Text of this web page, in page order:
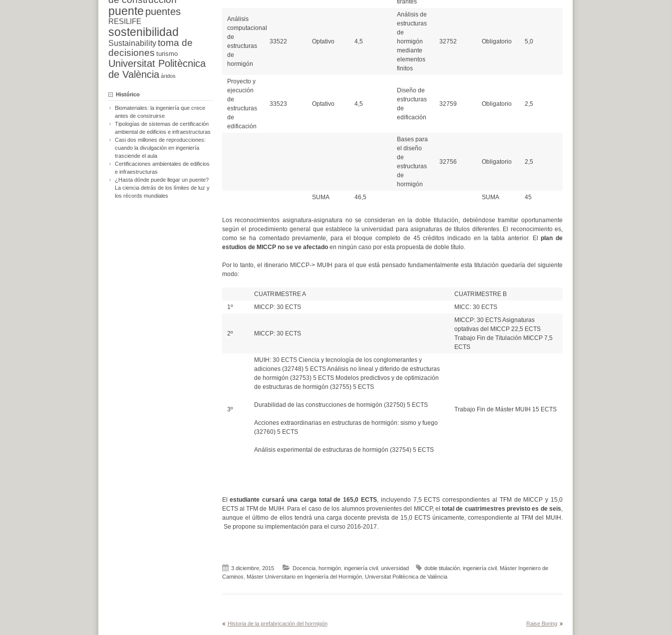
tirantes
Análisis
computacional
de
estructuras
de
hormigón
33522 Optativo 4,5
Análisis de
estructuras
de
hormigón
mediante
elementos
finitos
32752 Obligatorio 5,0
Proyecto y
ejecución
de
estructuras
de
edificación
33523 Optativo 4,5
Diseño de
estructuras
de
edificación
32759 Obligatorio 2,5
Bases para
el diseño
de
estructuras
de
hormigón
32756 Obligatorio 2,5
SUMA 46,5 SUMA 45
Los reconocimientos asignatura-asignatura no se consideran en la doble titulación, debiéndose tramitar oportunamente
según el procedimiento general que establece la universidad para asignaturas de títulos diferentes. El reconocimiento es,
como se ha comentado previamente, para el bloque completo de 45 créditos indicado en la tabla anterior. Elplan de
estudios de MICCP no se ve afectado en ningún caso por esta propuesta de doble título.
Por lo tanto, el itinerario MICCP-> MUIH para el que está pensado fundamentalmente esta titulación quedaría del siguiente
modo:
CUATRIMESTRE A
CUATRIMESTRE B
1º
MICCP: 30 ECTS MICC: 30 ECTS
2º MICCP: 30 ECTS
MICCP: 30 ECTS Asignaturas
optativas del MICCP 22,5 ECTS
Trabajo Fin de Titulación MICCP 7,5
ECTS
3º
MUIH: 30 ECTS Ciencia y tecnología de los conglomerantes y
adiciones (32748) 5 ECTS Análisis no lineal y diferido de estructuras
de hormigón (32753) 5 ECTS Modelos predictivos y de optimización
de estructuras de hormigón (32755) 5 ECTS
Durabilidad de las construcciones de hormigón (32750) 5 ECTS
Acciones extraordinarias en estructuras de hormigón: sismo y fuego
(32760) 5 ECTS
Análisis experimental de estructuras de hormigón (32754) 5 ECTS
Trabajo Fin de Máster MUIH 15 ECTS
Elestudiante cursará una carga total de 165,0 ECTS, incluyendo 7,5 ECTS correspondientes al TFM de MICCP y 15,0
ECTS al TFM de MUIH. Para el caso de los alumnos provenientes del MICCP, eltotal de cuatrimestres previsto es de seis,
aunque el último de ellos tendrá una carga docente prevista de 15,0 ECTS únicamente, correspondiente al TFM del MUIH.
Se propone su implementación para el curso 2016-2017.
3 diciembre, 2015 Docencia, hormigón, ingeniería civil universidad doble titulación, ingeniería civil
Máster Ingeniero de
Caminos
Máster Universitario en Ingeniería del Hormigón, Universitat Politècnica de València
Navegación
Historia de la prefabricación del hormigón Raise Boring
puente puentes
RESILIFE
sostenibilidad
Sustainabilitytoma de
decisiones turismo
Universitat Politècnica
de València áridos
Histórico
Biomateriales: la ingeniería que crece
antes de construirse
Tipologías de sistemas de certificación
ambiental de edificios e infraestructuras
Casi dos millones de reproducciones:
cuando la divulgación en ingeniería
trasciende el aula
Certificaciones ambientales de edificios
e infraestructuras
¿Hasta dónde puede llegar un puente?
La ciencia detrás de los límites de luz y
los récords mundiales